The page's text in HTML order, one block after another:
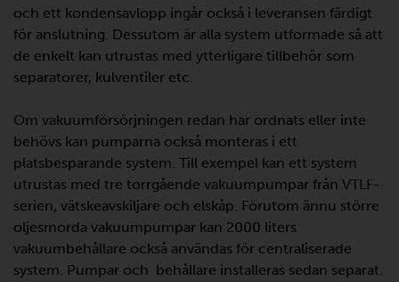
och ett kondensavlopp ingår också i leveransen färdigt
för anslutning. Dessutom är alla system utformade så att
de enkelt kan utrustas med ytterligare tillbehör som
separatorer, kulventiler etc.
Om vakuumförsörjningen redan har ordnats eller inte
behövs kan pumparna också monteras i ett
platsbesparande system. Till exempel kan ett system
utrustas med tre torrgående vakuumpumpar från VTLF-
serien, vätskeavskiljare och elskåp. Förutom ännu större
oljesmorda vakuumpumpar kan 2000 liters
vakuumbehållare också användas för centraliserade
system. Pumpar och behållare installeras sedan separat.